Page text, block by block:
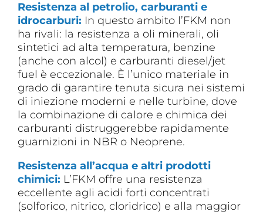
Resistenza al petrolio, carburanti e
idrocarburi: In questo ambito l’FKM non
ha rivali: la resistenza a oli minerali, oli
sintetici ad alta temperatura, benzine
(anche con alcol) e carburanti diesel/jet
fuel è eccezionale. È l’unico materiale in
grado di garantire tenuta sicura nei sistemi
di iniezione moderni e nelle turbine, dove
la combinazione di calore e chimica dei
carburanti distruggerebbe rapidamente
guarnizioni in NBR o Neoprene.
Resistenza all’acqua e altri prodotti
chimici: L’FKM offre una resistenza
eccellente agli acidi forti concentrati
(solforico, nitrico, cloridrico) e alla maggior